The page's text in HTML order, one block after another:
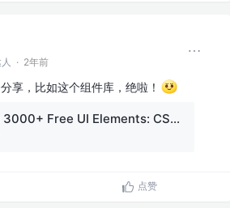
· 2年前
享，比如这个组件库，绝啦！
Explore 3000+ Free UI Elements: CSS & Tailwind
点赞